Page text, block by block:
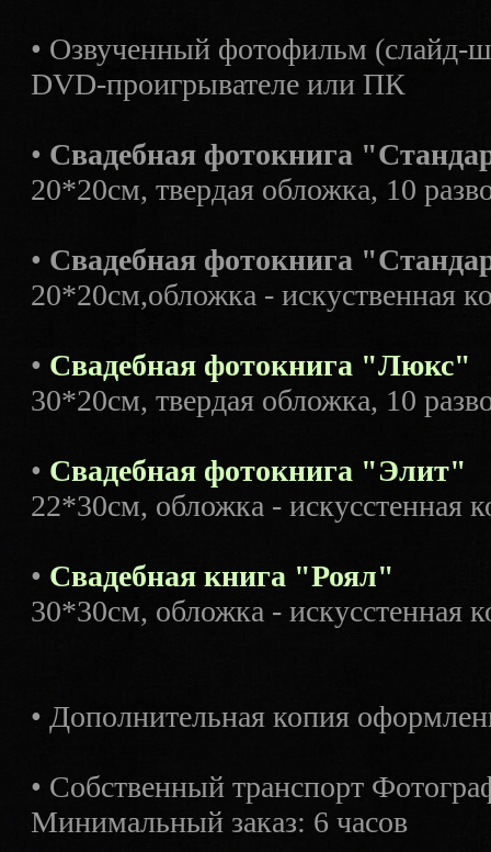
• Озвученный фотофильм (слайд-
DVD-проигрывателе или ПК
• Свадебная фотокнига
20*20см, твердая обложка, 10
• Свадебная фотокнига
20*20см,обложка - искуственная
• Свадебная фотокнига "Люкс"
30*20см, твердая обложка, 10
• Свадебная фотокнига "Элит"
22*30см, обложка - искусстенная
• Свадебная книга "Роял"
30*30см, обложка - искусстенная
• Дополнительная копия
• Собственный транспорт
Минимальный заказ: 6 часов